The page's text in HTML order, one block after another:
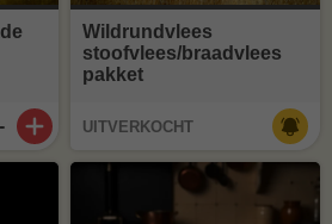
Wildrundvlees
stoofvlees/braadvlees
pakket
UITVERKOCHT